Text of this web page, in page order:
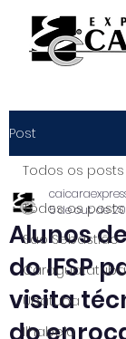
Post
Todos os posts
São Sebastião
Caraguatatuba
Ubatuba
Ilhabela
Todos os posts
Alunos
do IFSP
visita
5 de out. de